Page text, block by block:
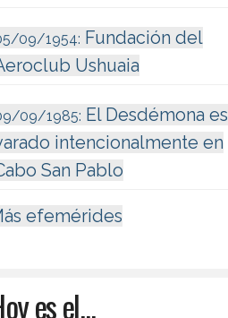
09/1954: Fundación del
Ushuaia
09/1985: El Desdémona es
intencionalmente en
San Pablo
efemérides
es el...